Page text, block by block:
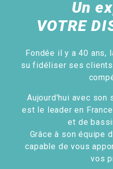
Un
VOTRE
Fondée il y a 40 ans,
su fidéliser ses
Aujourd'hui avec son
est le leader en
et de
Grâce à son équipe
capable de vous
vos